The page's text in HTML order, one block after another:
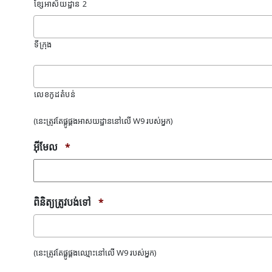
ខ្សែអាស័យដ្ឋាន 2
ទីក្រុង
លេខ​កូដ​តំបន់
(នេះត្រូវតែផ្គូផ្គងអាសយដ្ឋាននៅលើ W9 របស់អ្នក)
អ៊ីមែល *
ពិនិត្យត្រូវបង់ទៅ *
(នេះត្រូវតែផ្គូផ្គងឈ្មោះនៅលើ W9 របស់អ្នក)